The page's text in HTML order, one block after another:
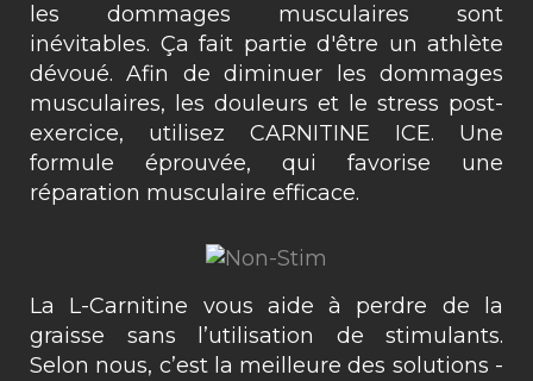
les dommages musculaires sont
inévitables. Ça fait partie d'être un athlète
dévoué. Afin de diminuer les dommages
musculaires, les douleurs et le stress post-
exercice, utilisez CARNITINE ICE. Une
formule éprouvée, qui favorise une
réparation musculaire efficace.
La L-Carnitine vous aide à perdre de la
graisse sans l’utilisation de stimulants.
Selon nous, c’est la meilleure des solutions -